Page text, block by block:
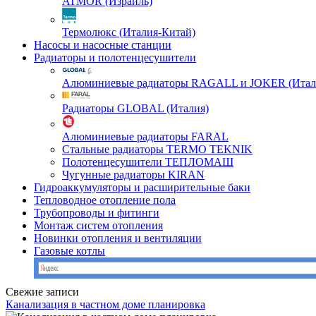
Термолюкс (Италия-Китай)
Насосы и насосные станции
Радиаторы и полотенцесушители
Алюминиевые радиаторы RAGALL и JOKER
Радиаторы GLOBAL (Италия)
Алюминиевые радиаторы FARAL
Стальные радиаторы TERMO TEKNIK
Полотенцесушители ТЕПЛОМАШ
Чугунные радиаторы KIRAN
Гидроаккумуляторы и расширительные баки
Тепловодное отопление пола
Трубопроводы и фитинги
Монтаж систем отопления
Новинки отопления и вентиляции
Газовые котлы
Свежие записи
Канализация в частном доме планировка